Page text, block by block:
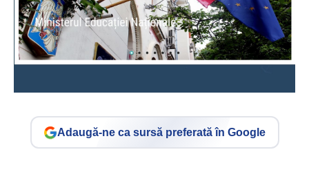
Adaugă-ne ca sursă preferată în Google